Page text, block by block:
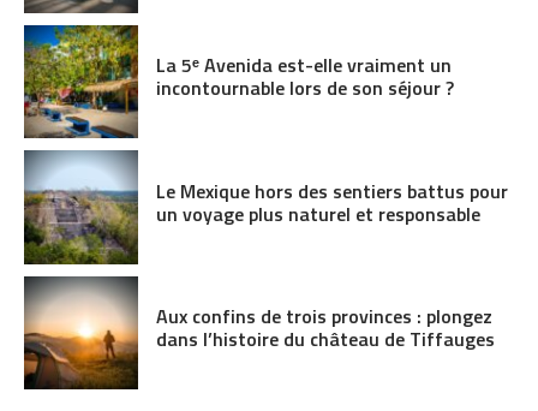
La 5ᵉ Avenida est-elle vraiment un
incontournable lors de son séjour ?
Le Mexique hors des sentiers battus pour
un voyage plus naturel et responsable
Aux confins de trois provinces : plongez
dans l’histoire du château de Tiffauges